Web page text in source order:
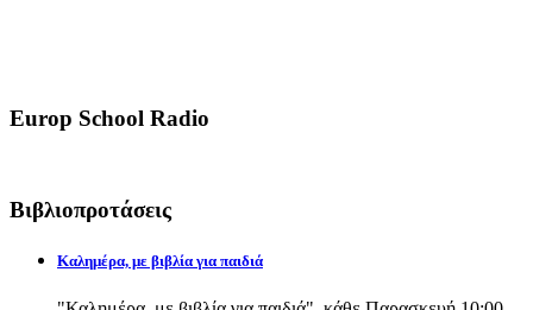
Europ School Radio
Βιβλιοπροτάσεις
Καλημέρα, με βιβλία για παιδιά